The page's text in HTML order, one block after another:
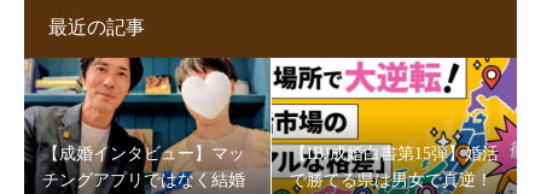
最近の記事
【成婚インタビュー】マッ
チングアプリではなく結婚
【IBJ成婚白書第15弾】婚活
で勝てる県は男女で真逆！